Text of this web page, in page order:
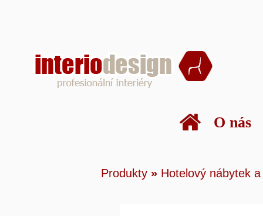
O nás
Produkty » Hotelový nábytek
Produkty » Hotelový
Komoda větší 2